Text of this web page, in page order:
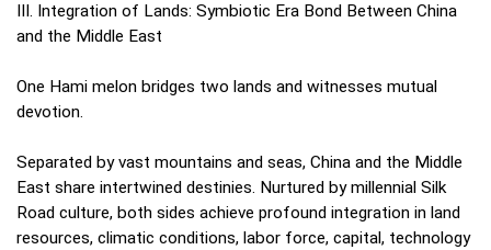
III. Integration of Lands: Symbiotic Era Bond Between China
and the Middle East
One Hami melon bridges two lands and witnesses mutual
devotion.
Separated by vast mountains and seas, China and the Middle
East share intertwined destinies. Nurtured by millennial Silk
Road culture, both sides achieve profound integration in land
resources, climatic conditions, labor force, capital, technology